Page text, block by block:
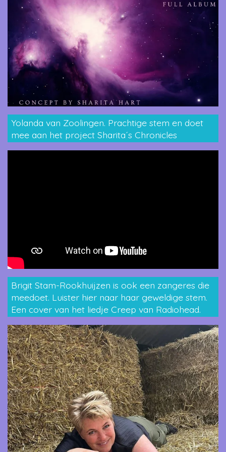
Yolanda van Zoolingen. Prachtige stem en doet
mee aan het project Sharita´s Chronicles
Brigit Stam-Rookhuijzen is ook een zangeres die
meedoet. Luister hier naar haar geweldige stem.
Een cover van het liedje Creep van Radiohead.